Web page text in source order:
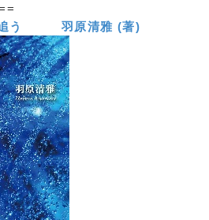
を追う 羽原清雅 (著)